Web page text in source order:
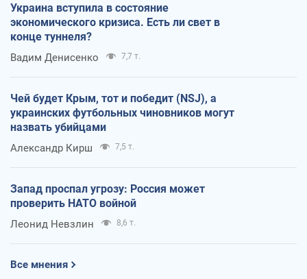
Украина вступила в состояние
экономического кризиса. Есть ли свет в
конце туннеля?
Вадим Денисенко 7,7 т.
Чей будет Крым, тот и победит (NSJ), а
украинских футбольных чиновников могут
назвать убийцами
Александр Кирш 7,5 т.
Запад проспал угрозу: Россия может
проверить НАТО войной
Леонид Невзлин 8,6 т.
Все мнения